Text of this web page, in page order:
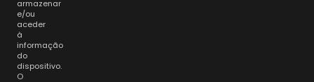
armazenar
e/ou
aceder
à
informação
do
dispositivo.
O